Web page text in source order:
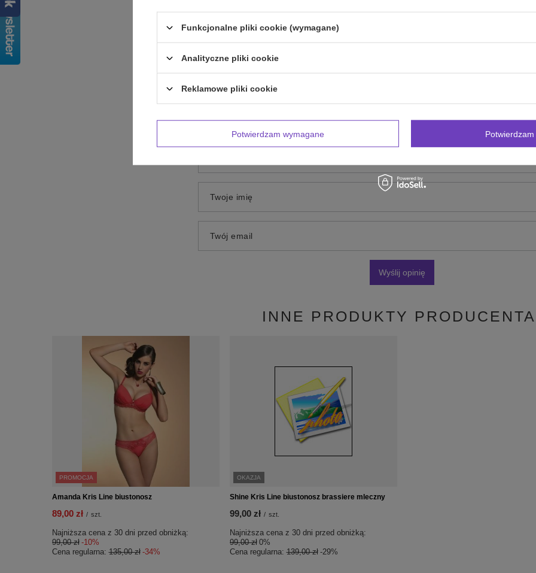
Twoje imię
Twój email
Wyślij opinię
INNE PRODUKTY
PROMOCJA
Amanda Kris Line biustonosz
89,00 zł / szt.
Najniższa cena z 30 dni przed obniżką:
99,00 zł -10%
Cena regularna:135,00 zł -34%
OKAZJA
Shine Kris Line biustonosz brassiere mleczny
99,00 zł / szt.
Najniższa cena z 30 dni przed obniżką:
99,00 zł 0%
Cena regularna:139,00 zł -29%
Funkcjonalne pliki cookie (wymagane)
Analityczne pliki cookie
Reklamowe pliki cookie
Potwierdzam wymagane